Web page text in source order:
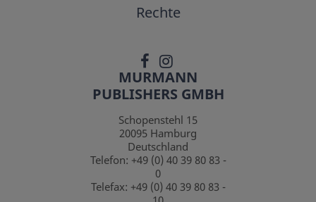
Rechte
MURMANN
PUBLISHERS GMBH
Schopenstehl 15
20095 Hamburg
Deutschland
Telefon: +49 (0) 40 39 80 83 -
0
Telefax: +49 (0) 40 39 80 83 -